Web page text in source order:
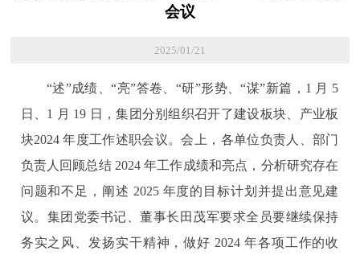
会议
2025/01/21
“述”成绩、“亮”答卷、“研”形势、“谋”新篇，1 月 5
日、1 月 19 日，集团分别组织召开了建设板块、产业板
块2024 年度工作述职会议。会上，各单位负责人、部门
负责人回顾总结 2024 年工作成绩和亮点，分析研究存在
问题和不足，阐述 2025 年度的目标计划并提出意见建
议。集团党委书记、董事长田茂军要求全员要继续保持
务实之风、发扬实干精神，做好 2024 年各项工作的收